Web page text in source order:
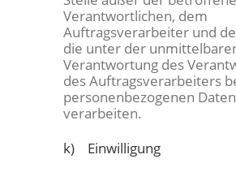
Verantwortlichen, dem
Auftragsverarbeiter und
die unter der
Verantwortung des
des Auftragsverarbeiters
personenbezogenen
verarbeiten.
k) Einwilligung